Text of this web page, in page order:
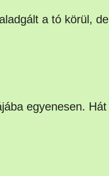
a tó körül, de
egyenesen. Hát